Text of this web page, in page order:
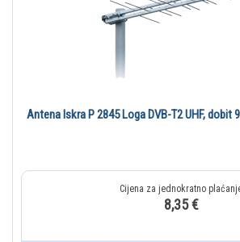
Antena Iskra P 2845 Loga DVB-T2 UHF, dobit
8,35 €